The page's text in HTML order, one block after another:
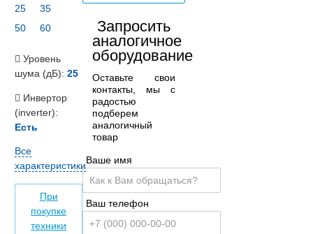
Запросить
аналогичное
оборудование
Оставьте свои
контакты, мы с
радостью
подберем
аналогичный
товар
Ваше имя
Ваш телефон
25
35
50
60
Уровень
шума (дБ): 25
Инвертор
(inverter):
Есть
Все
характеристики
При
покупке
техники